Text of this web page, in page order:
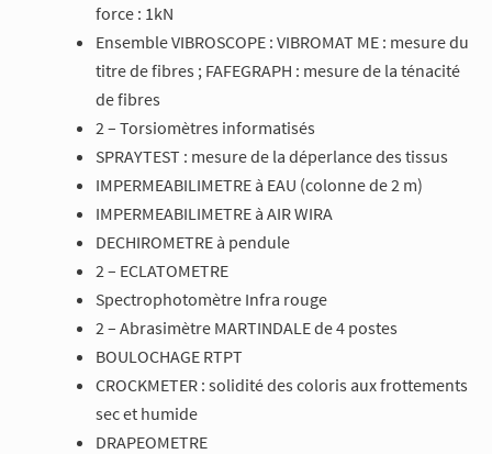
force : 1kN
Ensemble VIBROSCOPE : VIBROMAT ME : mesure du
titre de fibres ; FAFEGRAPH : mesure de la ténacité
de fibres
2 – Torsiomètres informatisés
SPRAYTEST : mesure de la déperlance des tissus
IMPERMEABILIMETRE à EAU (colonne de 2 m)
IMPERMEABILIMETRE à AIR WIRA
DECHIROMETRE à pendule
2 – ECLATOMETRE
Spectrophotomètre Infra rouge
2 – Abrasimètre MARTINDALE de 4 postes
BOULOCHAGE RTPT
CROCKMETER : solidité des coloris aux frottements
sec et humide
DRAPEOMETRE